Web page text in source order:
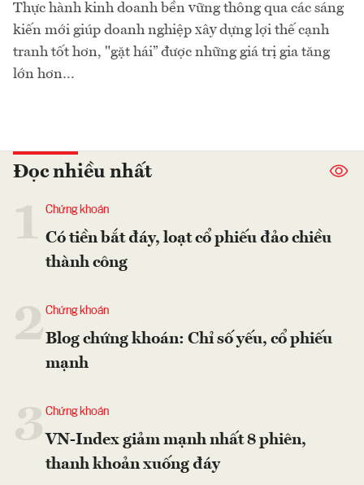
Thực hành kinh doanh bền vững thông qua các sáng
kiến mới giúp doanh nghiệp xây dựng lợi thế cạnh
tranh tốt hơn, "gặt hái” được những giá trị gia tăng
lớn hơn…
Đọc nhiều nhất
Chứng khoán
Có tiền bắt đáy, loạt cổ phiếu đảo chiều
thành công
2Chứng khoán
Blog chứng khoán: Chỉ số yếu, cổ phiếu
mạnh
Chứng khoán
VN-Index giảm mạnh nhất 8 phiên,
thanh khoản xuống đáy